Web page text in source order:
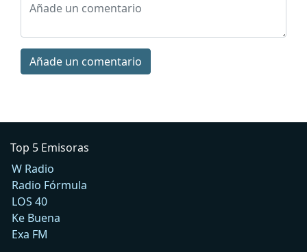
Añade un comentario
Top 5 Emisoras
W Radio
Radio Fórmula
LOS 40
Ke Buena
Exa FM